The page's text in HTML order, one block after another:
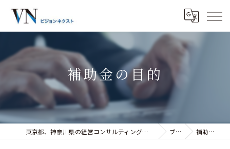
補助金の目的
東京都、神奈川県の経営コンサルティングなら株式会社ビジョンネクスト ブログ 補助金の目的